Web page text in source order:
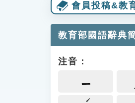
會員投稿&教
教育部國語辭典
注音：
ㄧ